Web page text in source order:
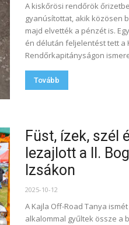
A kiskőrösi rendőrök
gyanúsítottat, akik közösen
majd elvették a pénzét is.
én délután feljelentést tett a
Rendőrkapitányságon
Tovább
Füst, ízek, szél
lezajlott a II.
Izsákon
2025-10-12
A Kajla Off-Road Tanya
alkalommal gyűltek össze a